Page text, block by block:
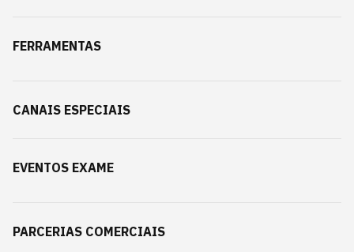
FERRAMENTAS
CANAIS ESPECIAIS
EVENTOS EXAME
PARCERIAS COMERCIAIS